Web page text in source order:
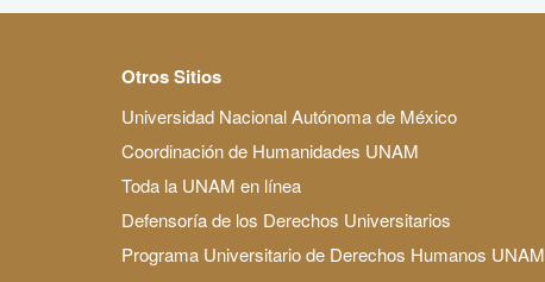
Otros Sitios
Universidad Nacional Autónoma de México
Coordinación de Humanidades UNAM
Toda la UNAM en línea
Defensoría de los Derechos Universitarios
Programa Universitario de Derechos Humanos UNAM